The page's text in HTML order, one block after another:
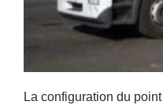
La configuration du